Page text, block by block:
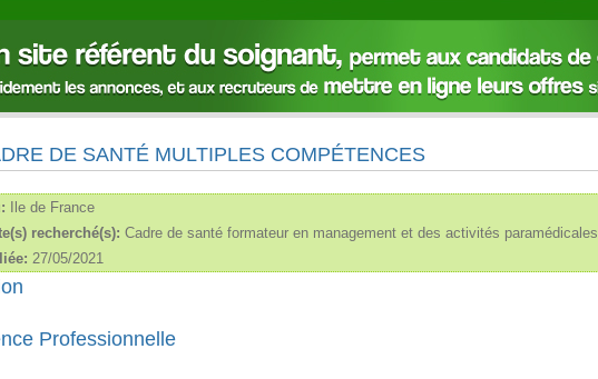
DE SANTÉ MULTIPLES COMPÉTENCES
Ile de France
recherché(s): Cadre de santé formateur en management et des activités paramédicales
27/05/2021
Professionnelle